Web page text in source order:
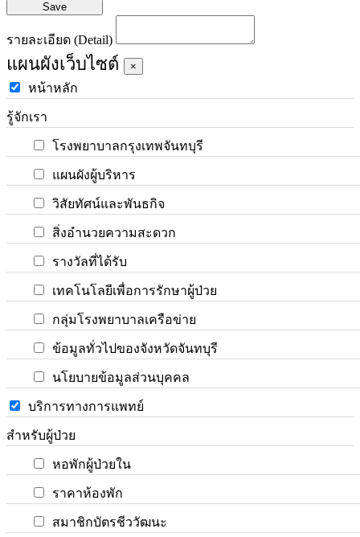
Save
รายละเอียด (Detail)
แผนผังเว็บไซต์ ×
หน้าหลัก
รู้จักเรา
โรงพยาบาลกรุงเทพจันทบุรี
แผนผังผู้บริหาร
วิสัยทัศน์และพันธกิจ
สิ่งอำนวยความสะดวก
รางวัลที่ได้รับ
เทคโนโลยีเพื่อการรักษาผู้ป่วย
กลุ่มโรงพยาบาลเครือข่าย
ข้อมูลทั่วไปของจังหวัดจันทบุรี
นโยบายข้อมูลส่วนบุคคล
บริการทางการแพทย์
สำหรับผู้ป่วย
หอพักผู้ป่วยใน
ราคาห้องพัก
สมาชิกบัตรชีววัฒนะ